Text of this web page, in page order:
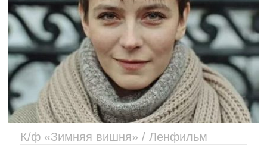
К/ф «Зимняя вишня» / Ленфильм